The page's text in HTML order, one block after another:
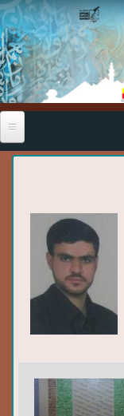
Skip to main content